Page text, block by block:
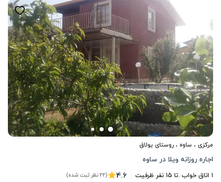
مرکزی ، ساوه ، روستای یولاق
اجاره روزانه ویلا در ساوه
1 اتاق خواب .تا 15 نفر ظرفیت 4.6 (22 نظر ثبت شده)